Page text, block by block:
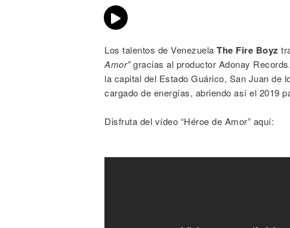
Los talentos de Venezuela The Fire Boyz
Amor”gracias al productor Adonay
la capital del Estado Guárico, San Juan de
cargado de energías, abriendo así el 2019
Disfruta del vídeo “Héroe de Amor” aquí: